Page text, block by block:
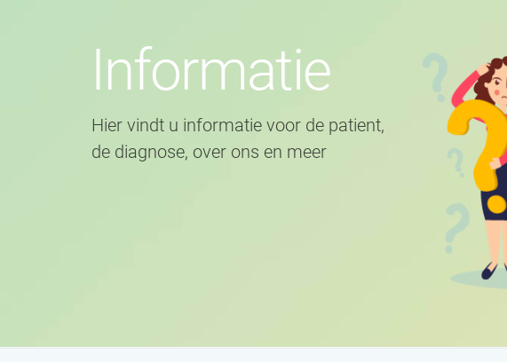
Informatie
Hier vindt u informatie voor de patient,
de diagnose, over ons en meer